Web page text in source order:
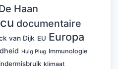
Haan
documentaire
van Dijk EU Europa
Huig Plug Immunologie
klimaat